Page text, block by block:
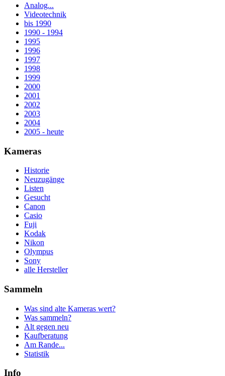
Analog...
Videotechnik
bis 1990
1990 - 1994
1995
1996
1997
1998
1999
2000
2001
2002
2003
2004
2005 - heute
Kameras
Historie
Neuzugänge
Listen
Gesucht
Canon
Casio
Fuji
Kodak
Nikon
Olympus
Sony
alle Hersteller
Sammeln
Was sind alte Kameras wert?
Was sammeln?
Alt gegen neu
Kaufberatung
Am Rande...
Statistik
Info